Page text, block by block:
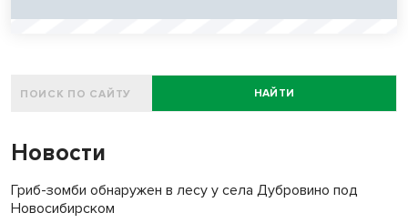
НАЙТИ
Новости
Гриб-зомби обнаружен в лесу у села Дубровино под
Новосибирском